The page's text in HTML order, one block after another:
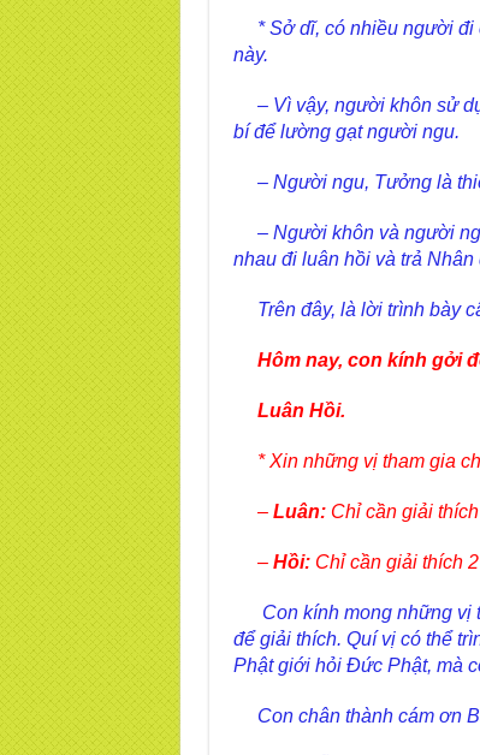
* Sở dĩ, có nhiều người đi
này.
– Vì vậy, người khôn sử
bí để lường gạt người ngu.
– Người ngu, Tưởng là
– Người khôn và người
nhau đi luân hồi và trả
Trên đây, là lời trình bày
Hôm nay, con kính gởi
Luân Hồi.
* Xin những vị tham gia
– Luân: Chỉ cần giải
– Hồi:Chỉ cần giải thích
Con kính mong những vị
để giải thích. Quí vị có thể
Phật giới hỏi Đức Phật, mà
Con chân thành cám ơn